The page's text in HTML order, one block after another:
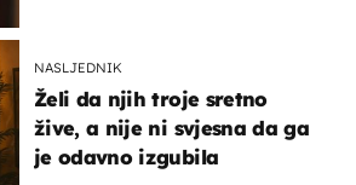
NASLJEDNIK
Želi da njih troje sretno
žive, a nije ni svjesna da ga
je odavno izgubila